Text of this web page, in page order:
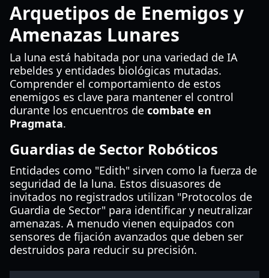
Arquetipos de Enemigos y
Amenazas Lunares
La luna está habitada por una variedad de IA
rebeldes y entidades biológicas mutadas.
Comprender el comportamiento de estos
enemigos es clave para mantener el control
durante los encuentros de combate en
Pragmata.
Guardias de Sector Robóticos
Entidades como "Edith" sirven como la fuerza de
seguridad de la luna. Estos disuasores de
invitados no registrados utilizan "Protocolos de
Guardia de Sector" para identificar y neutralizar
amenazas. A menudo vienen equipados con
sensores de fijación avanzados que deben ser
destruidos para reducir su precisión.